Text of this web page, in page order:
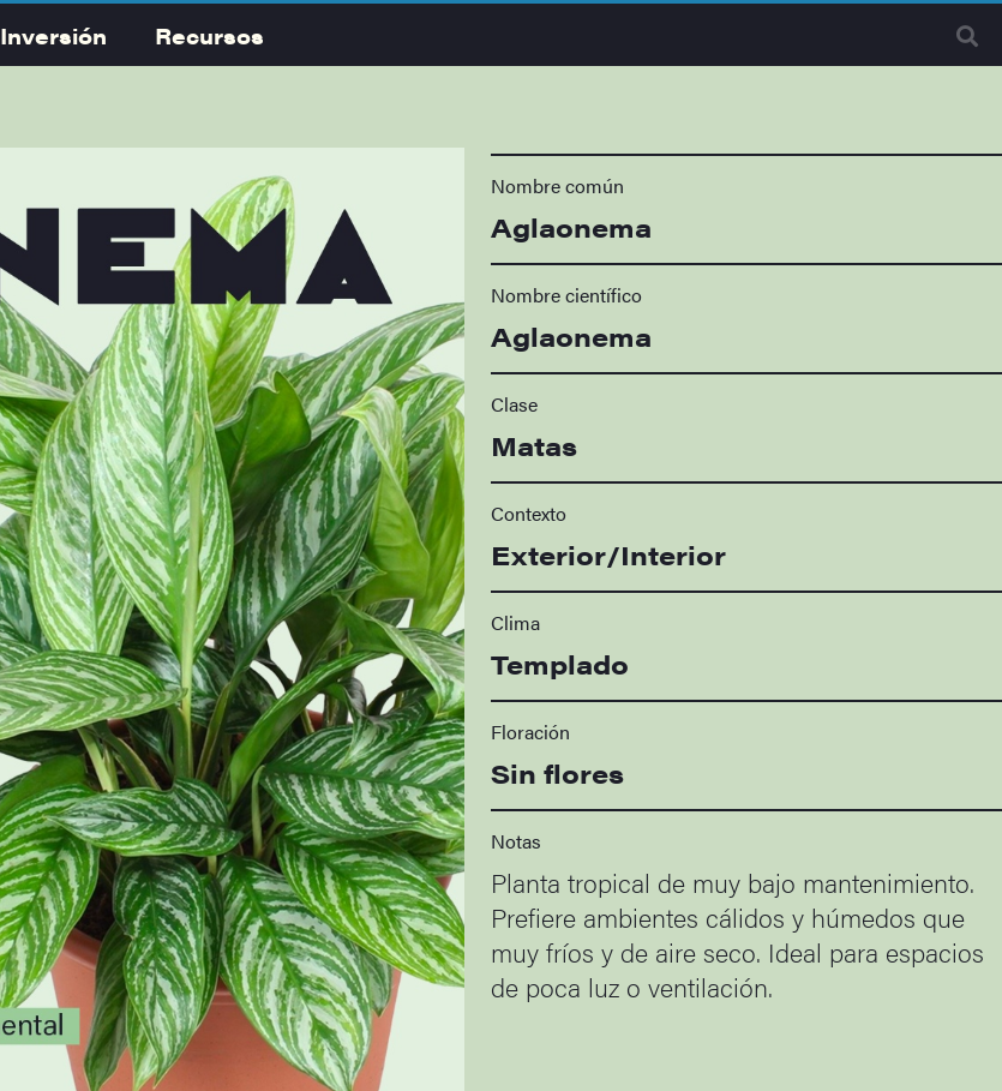
Inversión Recursos
Nombre común
Aglaonema
Nombre científico
Aglaonema
Clase
Matas
Contexto
Exterior/Interior
Clima
Templado
Floración
Sin flores
Notas
Planta tropical de muy bajo mantenimiento.
Prefiere ambientes cálidos y húmedos que
muy fríos y de aire seco. Ideal para espacios
de poca luz o ventilación.